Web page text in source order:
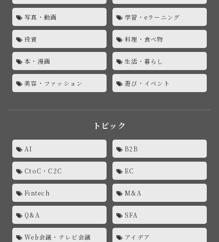
写真・動画 学習・eラーニング
投資 料理・食べ物
本・漫画 生活・暮らし
美容・ファッション 遊び・イベント
トピック
AI B2B
CtoC・C2C EC
Fintech M&A
Q&A SFA
Web会議・テレビ会議 アイデア